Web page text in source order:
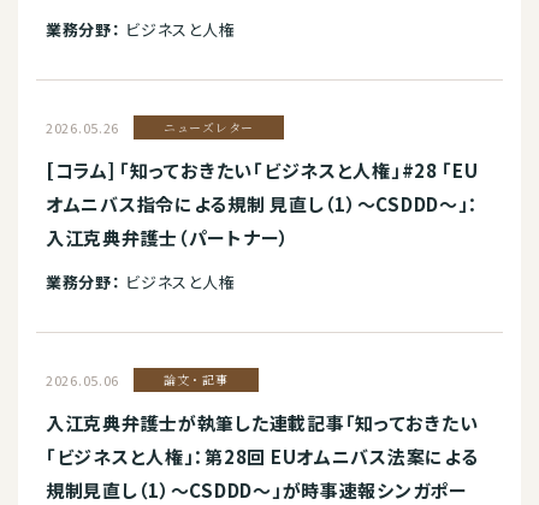
業務分野： ビジネスと人権
2026.05.26 ニューズレター
[コラム] 「知っておきたい「ビジネスと人権」#28 「EU
オムニバス指令による規制 見直し（1）～CSDDD～」：
入江克典弁護士（パートナー）
業務分野： ビジネスと人権
2026.05.06 論文・記事
入江克典弁護士が執筆した連載記事「知っておきたい
「ビジネスと人権」：第28回 EUオムニバス法案による
規制見直し（1）～CSDDD～」が時事速報シンガポー